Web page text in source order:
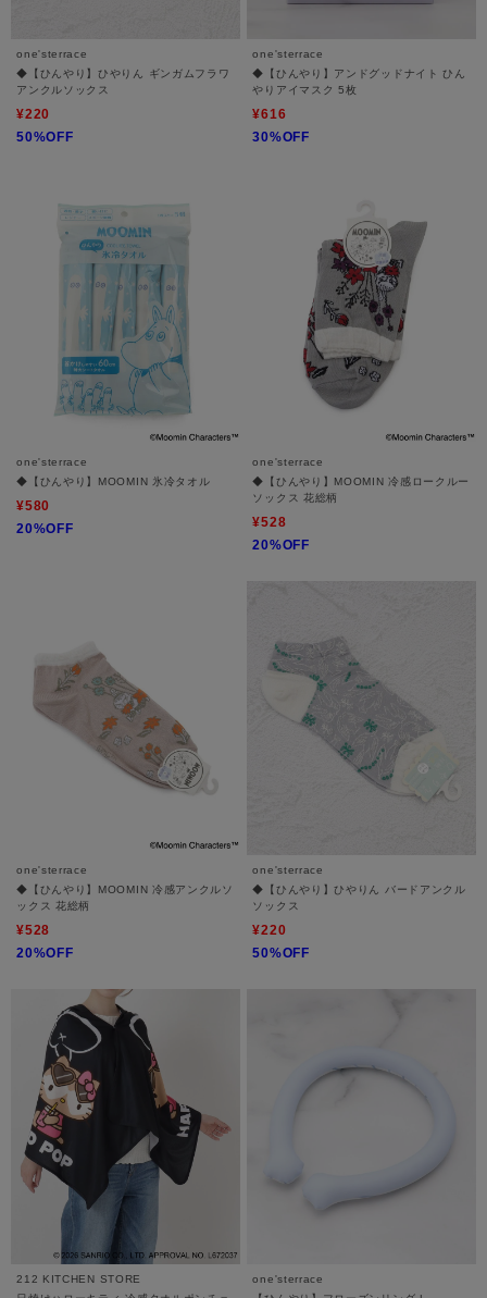
one'sterrace
◆【ひんやり】ひやりん ギンガムフラワ
アンクルソックス
¥220
50%OFF
one'sterrace
◆【ひんやり】アンドグッドナイト ひん
やりアイマスク 5枚
¥616
30%OFF
one'sterrace
◆【ひんやり】MOOMIN 氷冷タオル
¥580
20%OFF
one'sterrace
◆【ひんやり】MOOMIN 冷感ロークルー
ソックス 花総柄
¥528
20%OFF
one'sterrace
◆【ひんやり】MOOMIN 冷感アンクルソ
ックス 花総柄
¥528
20%OFF
one'sterrace
◆【ひんやり】ひやりん バードアンクル
ソックス
¥220
50%OFF
212 KITCHEN STORE
one'sterrace